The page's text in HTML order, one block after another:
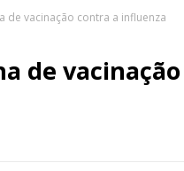
de vacinação contra a influenza
de vacinação